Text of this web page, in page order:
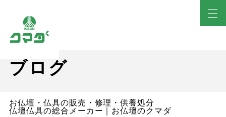
ブログ
お仏壇・仏具の販売・修理・供養処分
仏壇仏具の総合メーカー｜お仏壇のクマダ